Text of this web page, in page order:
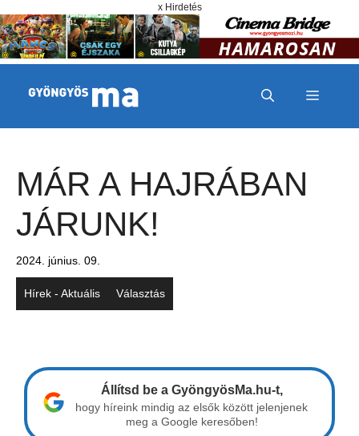
x Hirdetés
MENÜ
MÁR A HAJRÁBAN
JÁRUNK!
2024. június. 09.
Hírek - Aktuális Választás
Állítsd be a GyöngyösMa.hu-t,
hogy híreink mindig az elsők között jelenjenek
meg a Google keresőben!